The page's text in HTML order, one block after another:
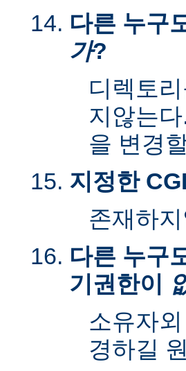
다른 누구
가?
디렉토
지않는
을 변경
지정한
존재하
다른 누구
기권한이
소유자
경하길